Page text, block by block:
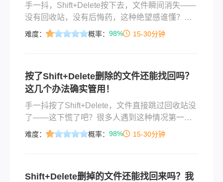
手一抖，Shift+Delete按下去，文件瞬间消失——
没有回收站，没有后悔药，这种绝望感谁懂？别
慌！Shift+Delete把文件删了怎么找回这个问题，
难度： 概率： 98% 15-30分钟
按了Shift+Delete删除的文件还能找回吗？
这几个办法确实管用！
手一抖按了Shift+Delete，文件直接跳过回收站没
了——这下慌了吧？很多人遇到这种情况第一反
应就是"完了，彻底没了"，其实shift+delete删除
机会不小。这篇文章我按从简单到进阶、从免费
难度： 概率： 98% 15-30分钟
Shift+Delete删掉的文件还能找回来吗？我